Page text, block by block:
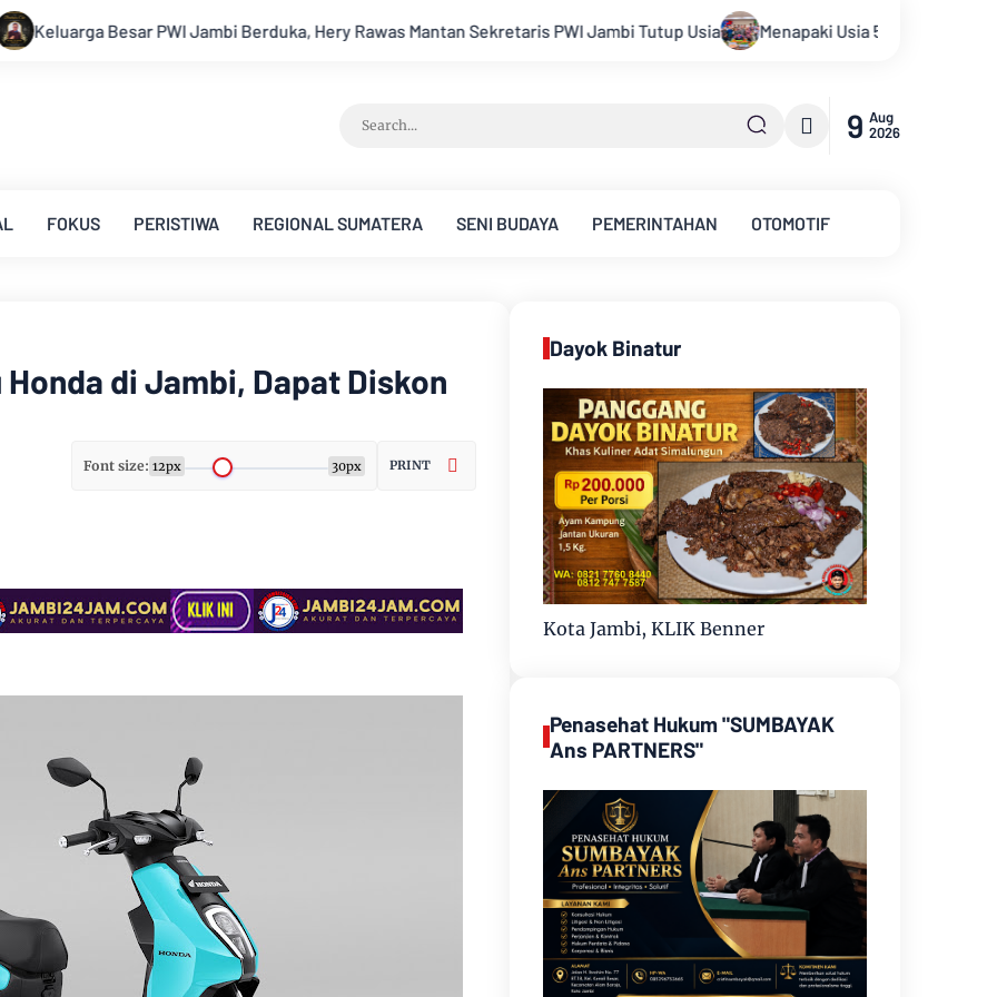
Hery Rawas Mantan Sekretaris PWI Jambi Tutup Usia Menapaki Usia 59 Tahun, Sinsen Teguhkan Semangat
9 Aug
2026
FOKUS PERISTIWA REGIONAL SUMATERA SENI BUDAYA PEMERINTAHAN OTOMOTIF
di Jambi, Dapat Diskon
Font size: 12px 30px PRINT
Dayok Binatur
Kota Jambi, KLIK Benner
Penasehat Hukum "SUMBAYAK
Ans PARTNERS"